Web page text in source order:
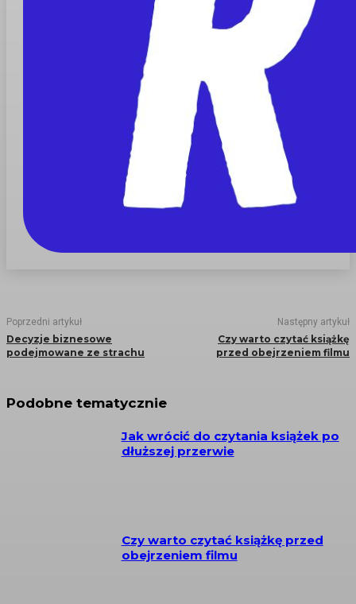
Poprzedni artykuł
Decyzje biznesowe
podejmowane ze strachu
Następny artykuł
Czy warto czytać książkę
przed obejrzeniem filmu
Podobne tematycznie
Jak wrócić do czytania książek po
dłuższej przerwie
Czy warto czytać książkę przed
obejrzeniem filmu